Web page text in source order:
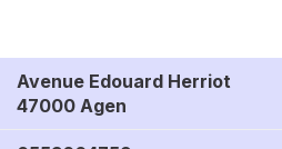
Avenue Edouard Herriot
47000 Agen